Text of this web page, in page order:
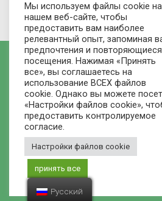
© 2021 Рынок домов - Все
Сделано
ВЕБ-
Мы используем файлы cookie на
нашем веб-сайте, чтобы
предоставить вам наиболее
релевантный опыт, запоминая
предпочтения и повторяющиеся
посещения. Нажимая «Принять
все», вы соглашаетесь на
использование ВСЕХ файлов
cookie. Однако вы можете
«Настройки файлов cookie»,
предоставить контролируемое
согласие.
Настройки файлов cookie
принять все
Русский